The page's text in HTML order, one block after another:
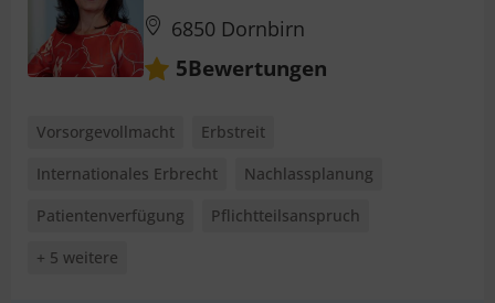
6850 Dornbirn
5Bewertungen
Vorsorgevollmacht
Erbstreit
Internationales Erbrecht
Nachlassplanung
Patientenverfügung
Pflichtteilsanspruch
+ 5 weitere